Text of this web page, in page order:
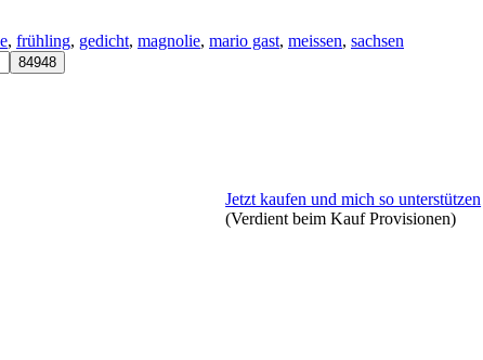
, frühling, gedicht, magnolie, mario gast, meissen, sachsen
Jetzt kaufen und mich so unterstützen
(Verdient beim Kauf Provisionen)